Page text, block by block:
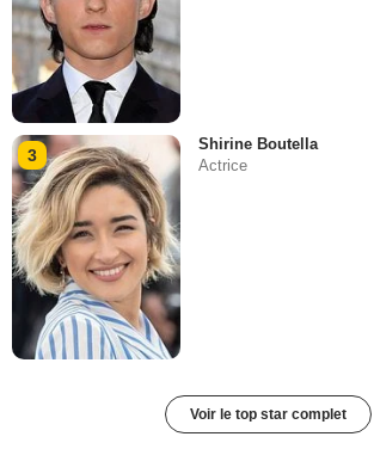
3
Shirine Boutella
Actrice
Voir le top star complet